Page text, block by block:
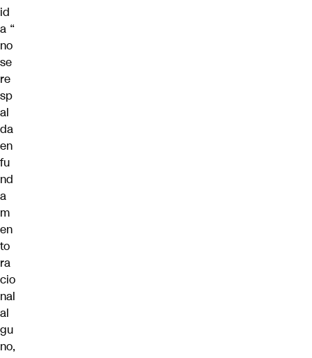
id
a “
no
se
re
sp
al
da
en
fu
nd
a
m
en
to
ra
cio
nal
al
gu
no,